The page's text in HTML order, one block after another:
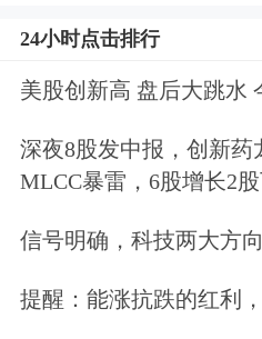
124.49公斤，环比
易均重也以下滑为
“养殖端为减轻运营
且随着气温升高，
出栏体重有一定回
24小时点击排行
美股创新高 盘后大跳水
深夜8股发中报，创新药
MLCC暴雷，6股增长2
信号明确，科技两大方
提醒：能涨抗跌的红利